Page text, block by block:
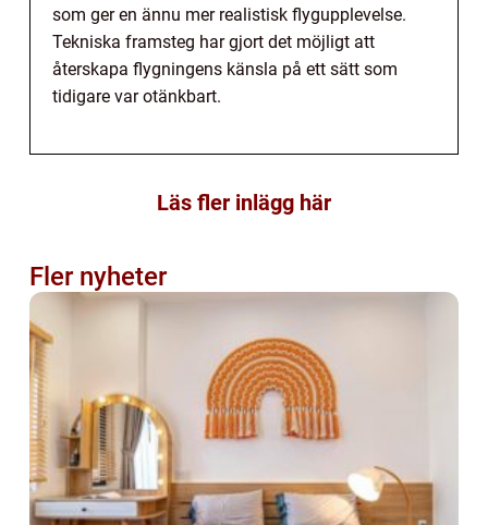
som ger en ännu mer realistisk flygupplevelse.
Tekniska framsteg har gjort det möjligt att
återskapa flygningens känsla på ett sätt som
tidigare var otänkbart.
Läs fler inlägg här
Fler nyheter